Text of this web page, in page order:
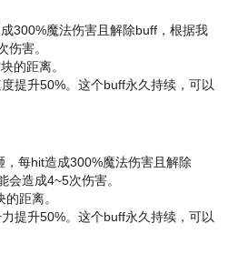
300%魔法伤害且解除buff，根据我
伤害。
的距离。
提升50%。这个buff永久持续，可以
每hit造成300%魔法伤害且解除
会造成4~5次伤害。
距离。
提升50%。这个buff永久持续，可以